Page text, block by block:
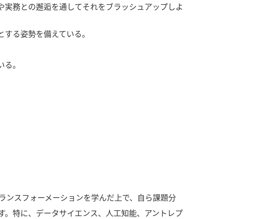
務との邂逅を通してそれをブラッシュアップしよ
る姿勢を備えている。
。
スフォーメーションを学んだ上で、自ら課題分
特に、データサイエンス、人工知能、アントレプ